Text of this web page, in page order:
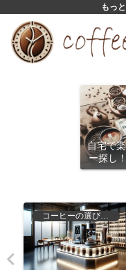
もっ
自宅で
ー探し